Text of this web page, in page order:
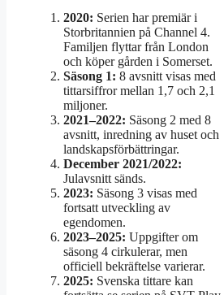
2020: Serien har premiär i
Storbritannien på Channel 4.
Familjen flyttar från London
och köper gården i Somerset.
Säsong 1: 8 avsnitt visas med
tittarsiffror mellan 1,7 och 2,1
miljoner.
2021–2022: Säsong 2 med 8
avsnitt, inredning av huset och
landskapsförbättringar.
December 2021/2022:
Julavsnitt sänds.
2023: Säsong 3 visas med
fortsatt utveckling av
egendomen.
2023–2025: Uppgifter om
säsong 4 cirkulerar, men
officiell bekräftelse varierar.
2025: Svenska tittare kan